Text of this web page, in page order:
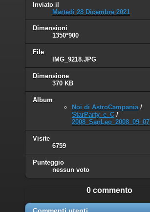
Inviato il
Martedì 28 Dicembre 2021
Dimensioni
1350*900
File
IMG_9218.JPG
Dimensione
370 KB
Album
Noi di AstroCampania/
StarParty_e_C /
2008_SanLeo_2008_09_07
Visite
6759
Punteggio
nessun voto
0 commento